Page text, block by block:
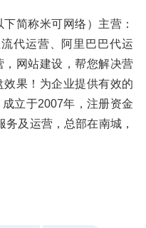
简称米可网络）主营：
代运营、阿里巴巴代运
网站建设，帮您解决营
果！为企业提供有效的
立于2007年，注册资金
及运营，总部在南城，